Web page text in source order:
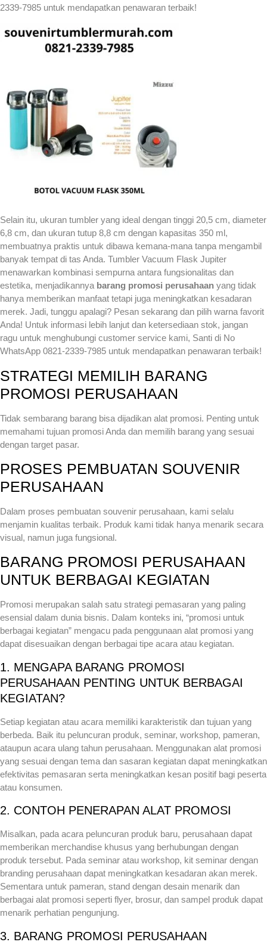
2339-7985 untuk mendapatkan penawaran terbaik!
Selain itu, ukuran tumbler yang ideal dengan tinggi 20,5 cm, diameter
6,8 cm, dan ukuran tutup 8,8 cm dengan kapasitas 350 ml,
membuatnya praktis untuk dibawa kemana-mana tanpa mengambil
banyak tempat di tas Anda. Tumbler Vacuum Flask Jupiter
menawarkan kombinasi sempurna antara fungsionalitas dan
estetika, menjadikannya barang promosi perusahaan yang tidak
hanya memberikan manfaat tetapi juga meningkatkan kesadaran
merek. Jadi, tunggu apalagi? Pesan sekarang dan pilih warna favorit
Anda! Untuk informasi lebih lanjut dan ketersediaan stok, jangan
ragu untuk menghubungi customer service kami, Santi di No
WhatsApp 0821-2339-7985 untuk mendapatkan penawaran terbaik!
STRATEGI MEMILIH BARANG
PROMOSI PERUSAHAAN
Tidak sembarang barang bisa dijadikan alat promosi. Penting untuk
memahami tujuan promosi Anda dan memilih barang yang sesuai
dengan target pasar.
PROSES PEMBUATAN SOUVENIR
PERUSAHAAN
Dalam proses pembuatan souvenir perusahaan, kami selalu
menjamin kualitas terbaik. Produk kami tidak hanya menarik secara
visual, namun juga fungsional.
BARANG PROMOSI PERUSAHAAN
UNTUK BERBAGAI KEGIATAN
Promosi merupakan salah satu strategi pemasaran yang paling
esensial dalam dunia bisnis. Dalam konteks ini, “promosi untuk
berbagai kegiatan” mengacu pada penggunaan alat promosi yang
dapat disesuaikan dengan berbagai tipe acara atau kegiatan.
1. MENGAPA BARANG PROMOSI
PERUSAHAAN PENTING UNTUK BERBAGAI
KEGIATAN?
Setiap kegiatan atau acara memiliki karakteristik dan tujuan yang
berbeda. Baik itu peluncuran produk, seminar, workshop, pameran,
ataupun acara ulang tahun perusahaan. Menggunakan alat promosi
yang sesuai dengan tema dan sasaran kegiatan dapat meningkatkan
efektivitas pemasaran serta meningkatkan kesan positif bagi peserta
atau konsumen.
2. CONTOH PENERAPAN ALAT PROMOSI
Misalkan, pada acara peluncuran produk baru, perusahaan dapat
memberikan merchandise khusus yang berhubungan dengan
produk tersebut. Pada seminar atau workshop, kit seminar dengan
branding perusahaan dapat meningkatkan kesadaran akan merek.
Sementara untuk pameran, stand dengan desain menarik dan
berbagai alat promosi seperti flyer, brosur, dan sampel produk dapat
menarik perhatian pengunjung.
3. BARANG PROMOSI PERUSAHAAN